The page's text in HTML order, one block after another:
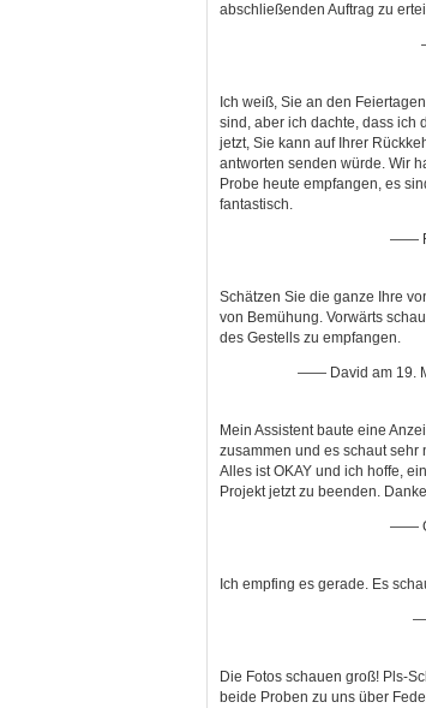
abschließenden Auftrag zu
Ich weiß, Sie an den
sind, aber ich dachte, dass ich
jetzt, Sie kann auf Ihrer
antworten senden würde. Wir
Probe heute empfangen, es
fantastisch.
——
Schätzen Sie die ganze Ihre
von Bemühung. Vorwärts
des Gestells zu empfangen.
—— David am 19.
Mein Assistent baute eine
zusammen und es schaut sehr
Alles ist OKAY und ich hoffe,
Projekt jetzt zu beenden. Danke
——
Ich empfing es gerade. Es
Die Fotos schauen groß! Pls-
beide Proben zu uns über